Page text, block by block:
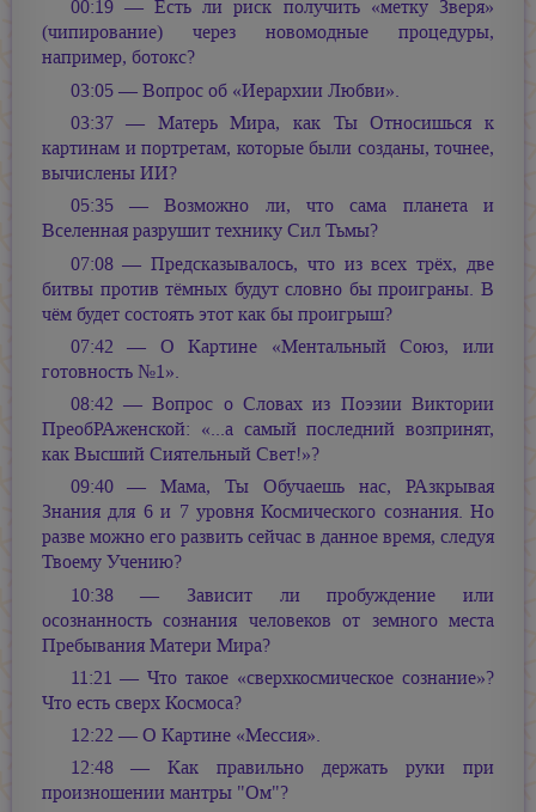
00:19 — Есть ли риск получить «метку Зверя»
(чипирование) через новомодные процедуры,
например, ботокс?
03:05 — Вопрос об «Иерархии Любви».
03:37 — Матерь Мира, как Ты Относишься к
картинам и портретам, которые были созданы, точнее,
вычислены ИИ?
05:35 — Возможно ли, что сама планета и
Вселенная разрушит технику Сил Тьмы?
07:08 — Предсказывалось, что из всех трёх, две
битвы против тёмных будут словно бы проиграны. В
чём будет состоять этот как бы проигрыш?
07:42 — О Картине «Ментальный Союз, или
готовность №1».
08:42 — Вопрос о Словах из Поэзии Виктории
ПреобРАженской: «...а самый последний возпринят,
как Высший Сиятельный Свет!»?
09:40 — Мама, Ты Обучаешь нас, РАзкрывая
Знания для 6 и 7 уровня Космического сознания. Но
разве можно его развить сейчас в данное время, следуя
Твоему Учению?
10:38 — Зависит ли пробуждение или
осознанность сознания человеков от земного места
Пребывания Матери Мира?
11:21 — Что такое «сверхкосмическое сознание»?
Что есть сверх Космоса?
12:22 — О Картине «Мессия».
12:48 — Как правильно держать руки при
произношении мантры "Ом"?